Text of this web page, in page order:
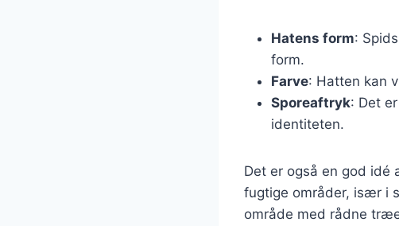
Hatens form:
form.
Farve: Hatten kan
Sporeaftryk: Det
identiteten.
Det er også en god idé
fugtige områder, især i
område med rådne